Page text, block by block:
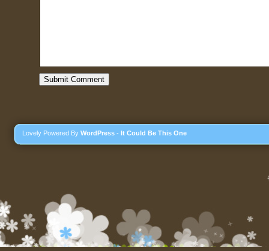
Lovely Powered By WordPress - It Could Be This One